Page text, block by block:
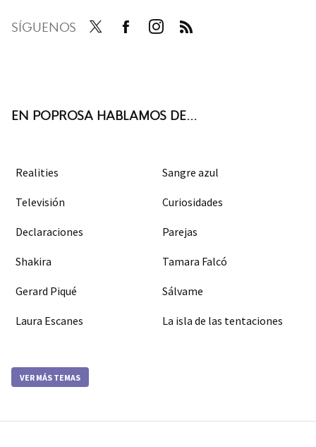
SÍGUENOS
EN POPROSA HABLAMOS DE...
Realities Sangre azul
Televisión Curiosidades
Declaraciones Parejas
Shakira Tamara Falcó
Gerard Piqué Sálvame
Laura Escanes La isla de las tentaciones
VER MÁS TEMAS